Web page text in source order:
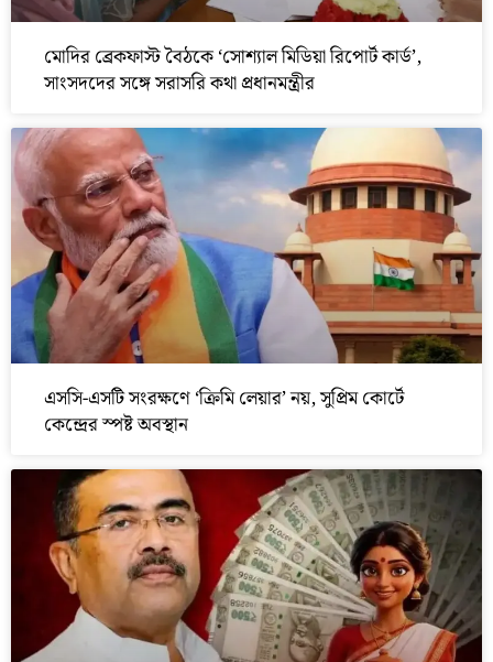
মোদির ব্রেকফাস্ট বৈঠকে ‘সোশ্যাল মিডিয়া রিপোর্ট কার্ড’,
সাংসদদের সঙ্গে সরাসরি কথা প্রধানমন্ত্রীর
এসসি-এসটি সংরক্ষণে ‘ক্রিমি লেয়ার’ নয়, সুপ্রিম কোর্টে
কেন্দ্রের স্পষ্ট অবস্থান